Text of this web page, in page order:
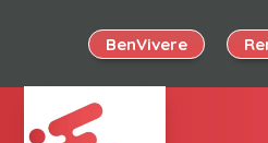
BenVivere